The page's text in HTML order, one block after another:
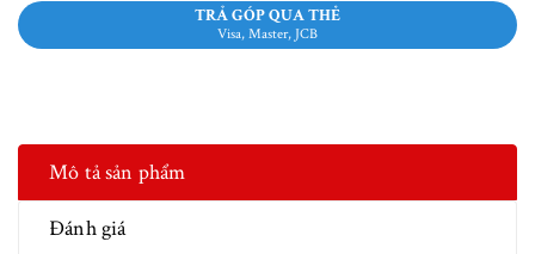
TRẢ GÓP QUA THẺ
Visa, Master, JCB
Mô tả sản phẩm
Đánh giá